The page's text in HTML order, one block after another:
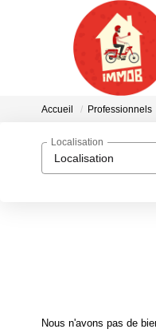
Accueil Professionnels
Localisation
Localisation
Nous n'avons pas de